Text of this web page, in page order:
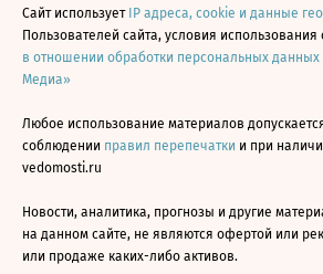
Сайт использует IP адреса, cookie и данные
Пользователей сайта, условия использования
в отношении обработки персональных
Медиа»
Любое использование материалов
соблюдении правил перепечатки и при
vedomosti.ru
Новости, аналитика, прогнозы и другие
на данном сайте, не являются офертой или
или продаже каких-либо активов.